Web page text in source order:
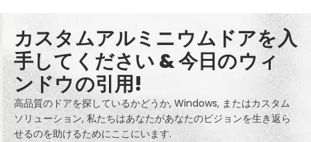
カスタムアルミニウムドアを入
手してください & 今日のウィ
ンドウの引用!
高品質のドアを探しているかどうか, Windows, またはカスタム
ソリューション, 私たちはあなたがあなたのビジョンを生き返ら
せるのを助けるためにここにいます.